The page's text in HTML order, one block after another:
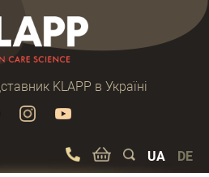
KLAPP в Україні
UA DE